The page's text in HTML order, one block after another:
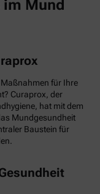
im Mund
für Ihre
Curaprox, der
hat mit dem
Mundgesundheit
Baustein für